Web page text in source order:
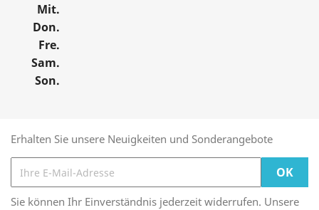
Mit.
Don.
Fre.
Sam.
Son.
Erhalten Sie unsere Neuigkeiten und Sonderangebote
Sie können Ihr Einverständnis jederzeit widerrufen. Unsere